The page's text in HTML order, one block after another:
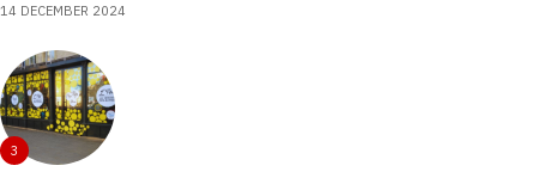
14 DECEMBER 2024
3